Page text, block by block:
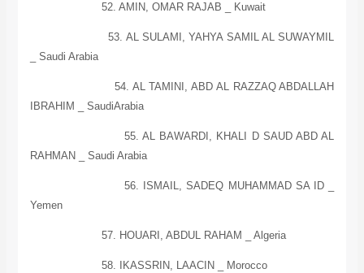
52. AMIN, OMAR RAJAB _ Kuwait
53. AL SULAMI, YAHYA SAMIL AL SUWAYMIL
Saudi Arabia
54. AL TAMINI, ABD AL RAZZAQ ABDALLAH
IBRAHIM _ SaudiArabia
55. AL BAWARDI, KHALI D SAUD ABD AL
RAHMAN _ Saudi Arabia
56. ISMAIL, SADEQ MUHAMMAD SA ID _
Yemen
57. HOUARI, ABDUL RAHAM _ Algeria
58. IKASSRIN, LAACIN _ Morocco